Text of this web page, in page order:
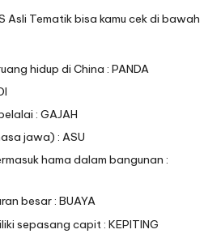
Asli Tematik bisa kamu cek di bawah
hidup di China : PANDA
: GAJAH
jawa) : ASU
hama dalam bangunan :
besar : BUAYA
sepasang capit : KEPITING